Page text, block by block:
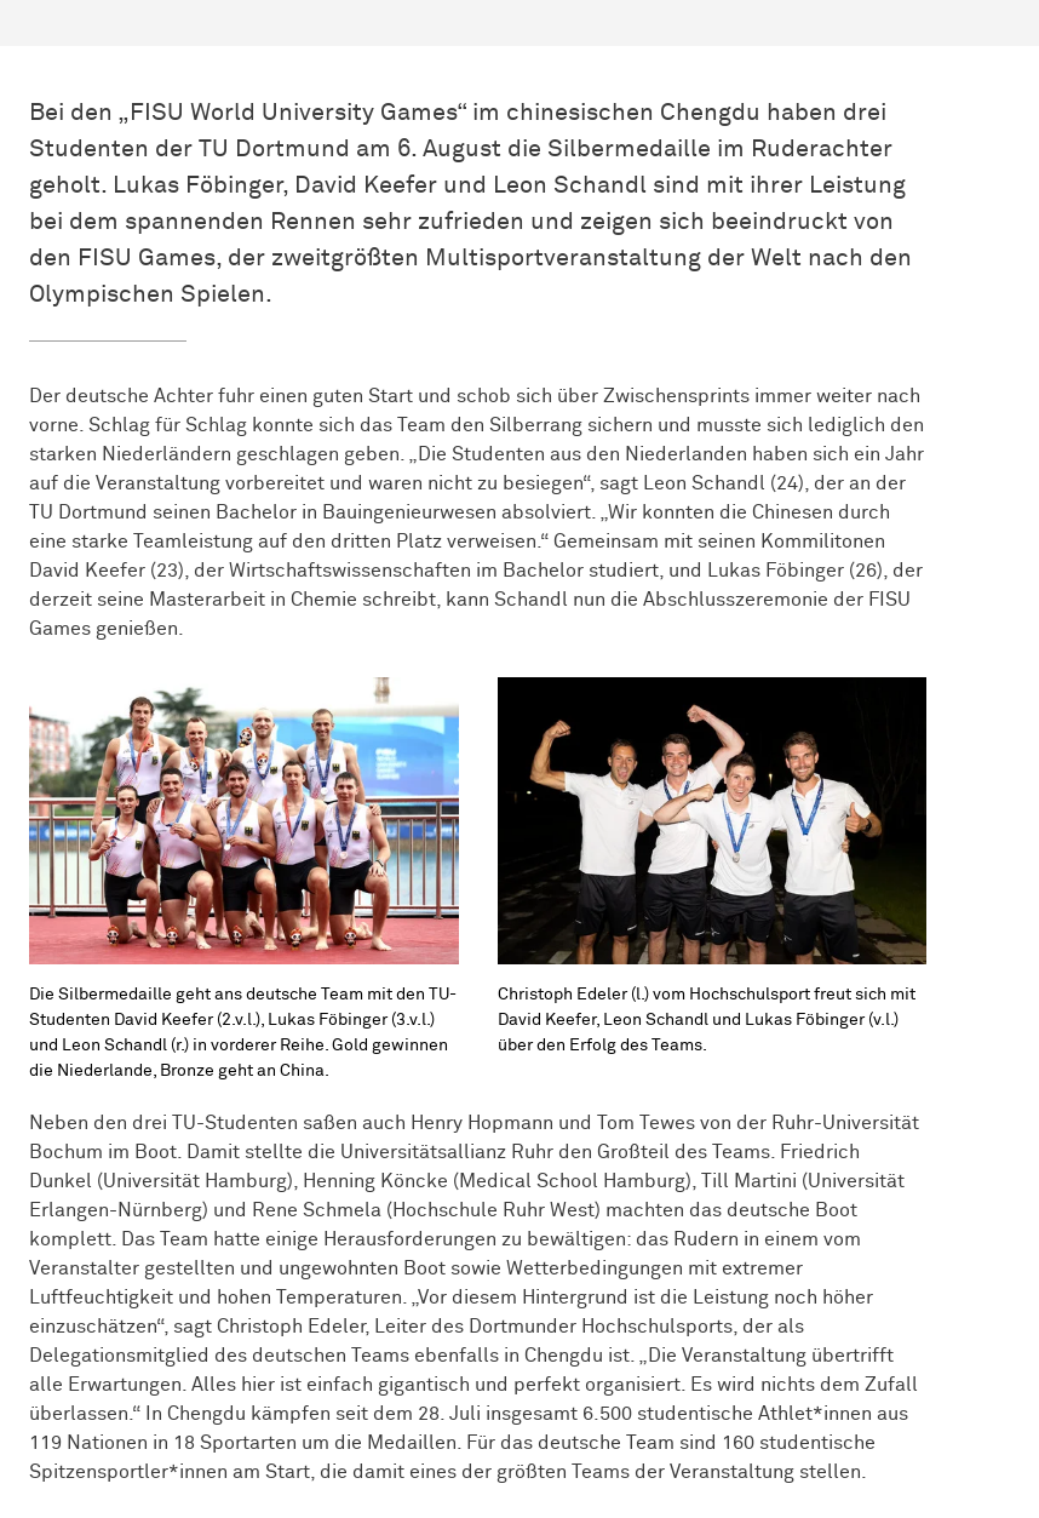
Bei den „FISU World University Games“ im chinesischen Chengdu haben drei
Studenten der TU Dortmund am 6. August die Silbermedaille im Ruderachter
geholt. Lukas Föbinger, David Keefer und Leon Schandl sind mit ihrer Leistung
bei dem spannenden Rennen sehr zufrieden und zeigen sich beeindruckt von
den FISU Games, der zweitgrößten Multisportveranstaltung der Welt nach den
Olympischen Spielen.
Der deutsche Achter fuhr einen guten Start und schob sich über Zwischensprints immer weiter nach
vorne. Schlag für Schlag konnte sich das Team den Silberrang sichern und musste sich lediglich den
starken Niederländern geschlagen geben. „Die Studenten aus den Niederlanden haben sich ein Jahr
auf die Veranstaltung vorbereitet und waren nicht zu besiegen“, sagt Leon Schandl (24), der an der
TU Dortmund seinen Bachelor in Bauingenieurwesen absolviert. „Wir konnten die Chinesen durch
eine starke Teamleistung auf den dritten Platz verweisen.“ Gemeinsam mit seinen Kommilitonen
David Keefer (23), der Wirtschaftswissenschaften im Bachelor studiert, und Lukas Föbinger (26), der
derzeit seine Masterarbeit in Chemie schreibt, kann Schandl nun die Abschlusszeremonie der FISU
Games genießen.
Die Silbermedaille geht ans deutsche Team mit den TU-
Studenten David Keefer (2.v.l.), Lukas Föbinger (3.v.l.)
und Leon Schandl (r.) in vorderer Reihe. Gold gewinnen
die Niederlande, Bronze geht an China.
Christoph Edeler (l.) vom Hochschulsport freut sich mit
David Keefer, Leon Schandl und Lukas Föbinger (v.l.)
über den Erfolg des Teams.
Neben den drei TU-Studenten saßen auch Henry Hopmann und Tom Tewes von der Ruhr-Universität
Bochum im Boot. Damit stellte die Universitätsallianz Ruhr den Großteil des Teams. Friedrich
Dunkel (Universität Hamburg), Henning Köncke (Medical School Hamburg), Till Martini (Universität
Erlangen-Nürnberg) und Rene Schmela (Hochschule Ruhr West) machten das deutsche Boot
komplett. Das Team hatte einige Herausforderungen zu bewältigen: das Rudern in einem vom
Veranstalter gestellten und ungewohnten Boot sowie Wetterbedingungen mit extremer
Luftfeuchtigkeit und hohen Temperaturen. „Vor diesem Hintergrund ist die Leistung noch höher
einzuschätzen“, sagt Christoph Edeler, Leiter des Dortmunder Hochschulsports, der als
Delegationsmitglied des deutschen Teams ebenfalls in Chengdu ist. „Die Veranstaltung übertrifft
alle Erwartungen. Alles hier ist einfach gigantisch und perfekt organisiert. Es wird nichts dem Zufall
überlassen.“ In Chengdu kämpfen seit dem 28. Juli insgesamt 6.500 studentische Athlet*innen aus
119 Nationen in 18 Sportarten um die Medaillen. Für das deutsche Team sind 160 studentische
Spitzensportler*innen am Start, die damit eines der größten Teams der Veranstaltung stellen.